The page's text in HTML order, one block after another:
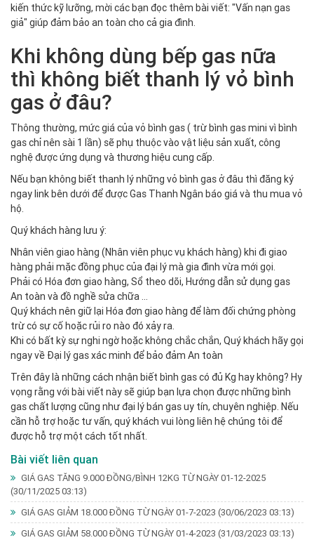
kiến thức kỹ lưỡng, mời các bạn đọc thêm bài viết: "Vấn nạn gas
giả" giúp đảm bảo an toàn cho cả gia đình.
Khi không dùng bếp gas nữa
thì không biết thanh lý vỏ bình
gas ở đâu?
Thông thường, mức giá của vỏ bình gas ( trừ bình gas mini vì bình
gas chỉ nên sài 1 lần) sẽ phụ thuộc vào vật liệu sản xuất, công
nghệ được ứng dụng và thương hiệu cung cấp.
Nếu bạn không biết thanh lý những vỏ bình gas ở đâu thì đăng ký
ngay link bên dưới để được Gas Thanh Ngân báo giá và thu mua vỏ
hộ.
Quý khách hàng lưu ý:
Nhân viên giao hàng (Nhân viên phục vụ khách hàng) khi đi giao
hàng phải mặc đồng phục của đại lý mà gia đình vừa mới gọi.
Phải có Hóa đơn giao hàng, Sổ theo dõi, Hướng dẫn sử dụng gas
An toàn và đồ nghề sửa chữa …
Quý khách nên giữ lại Hóa đơn giao hàng để làm đối chứng phòng
trừ có sự cố hoặc rủi ro nào đó xảy ra.
Khi có bất kỳ sự nghi ngờ hoặc không chắc chắn, Quý khách hãy gọi
ngay về Đại lý gas xác minh để bảo đảm An toàn
Trên đây là những cách nhận biết bình gas có đủ Kg hay không? Hy
vọng rằng với bài viết này sẽ giúp bạn lựa chọn được những bình
gas chất lượng cũng như đại lý bán gas uy tín, chuyên nghiệp. Nếu
cần hỗ trợ hoặc tư vấn, quý khách vui lòng liên hệ chúng tôi để
được hỗ trợ một cách tốt nhất.
Bài viết liên quan
GIÁ GAS TĂNG 9.000 ĐỒNG/BÌNH 12KG TỪ NGÀY 01-12-2025
(30/11/2025 03:13)
GIÁ GAS GIẢM 18.000 ĐỒNG TỪ NGÀY 01-7-2023 (30/06/2023 03:13)
GIÁ GAS GIẢM 58.000 ĐỒNG TỪ NGÀY 01-4-2023 (31/03/2023 03:13)